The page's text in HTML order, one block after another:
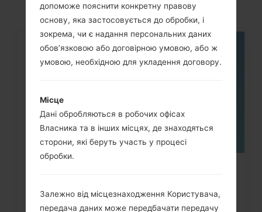
05
ТРАВ.
LG G3, G4, G5, G7 та...
допоможе пояснити конкретну правову
основу, яка застосовується до обробки, і
зокрема, чи є надання персональних даних
обов’язковою або договірною умовою, або ж
умовою, необхідною для укладення договору.
Місце
Дані обробляються в робочих офісах
Власника та в інших місцях, де знаходяться
сторони, які беруть участь у процесі
обробки.
Залежно від місцезнаходження Користувача,
передача даних може передбачати передачу